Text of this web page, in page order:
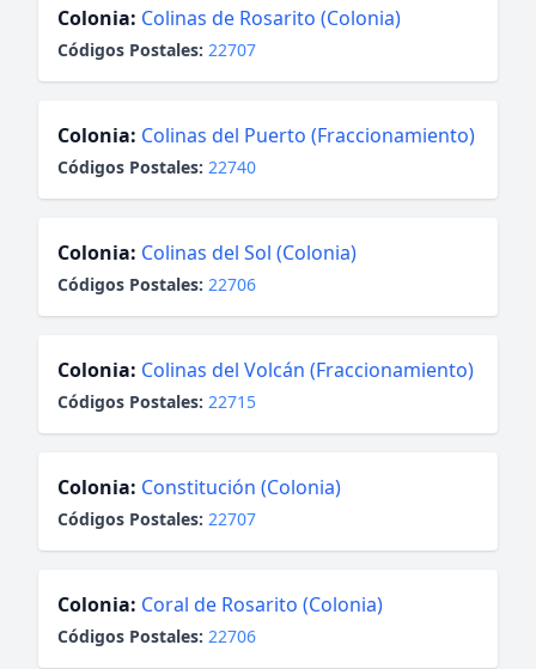
Colonia: Colinas de Rosarito (Colonia)
Códigos Postales: 22707
Colonia: Colinas del Puerto (Fraccionamiento)
Códigos Postales: 22740
Colonia: Colinas del Sol (Colonia)
Códigos Postales: 22706
Colonia: Colinas del Volcán (Fraccionamiento)
Códigos Postales: 22715
Colonia: Constitución (Colonia)
Códigos Postales: 22707
Colonia: Coral de Rosarito (Colonia)
Códigos Postales: 22706